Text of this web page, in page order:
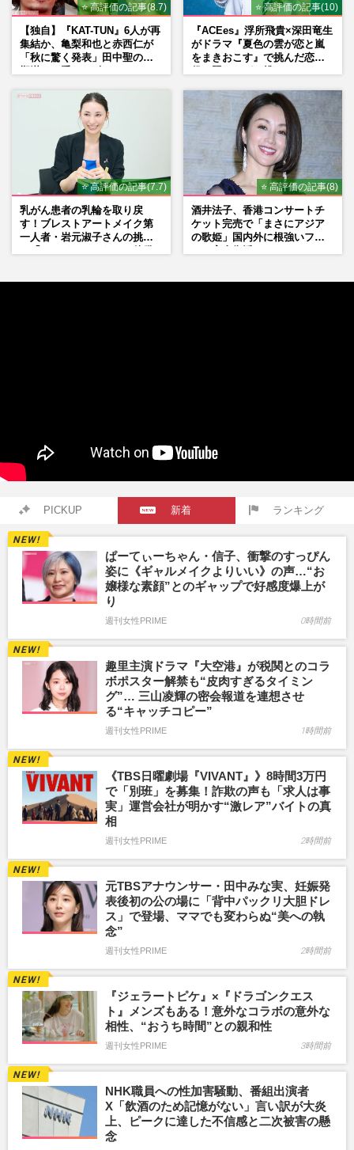
⭐ 高評価の記事(8.7)
【独自】『KAT-TUN』6人が再
集結か、亀梨和也と赤西仁が
「秋に驚く発表」田中聖の刑
⭐ 高評価の記事(10)
『ACEes』浮所飛貴×深田竜生
がドラマ『夏色の雲が恋と嵐
をまきおこす』で挑んだ恋人
⭐ 高評価の記事(7.7)
乳がん患者の乳輪を取り戻
す！ブレストアートメイク第
一人者・岩元淑子さんの挑戦
⭐ 高評価の記事(8)
酒井法子、香港コンサートチ
ケット完売で「まさにアジア
の歌姫」国内外に根強いファ
PICKUP 新着 ランキング
ぱーてぃーちゃん・信子、衝撃のすっぴん
姿に《ギャルメイクよりいい》の声…“お
嬢様な素顔”とのギャップで好感度爆上が
り
週刊女性PRIME 0時間前
趣里主演ドラマ『大空港』が税関とのコラ
ボポスター解禁も“皮肉すぎるタイミン
グ”… 三山凌輝の密会報道を連想させ
る“キャッチコピー”
週刊女性PRIME 1時間前
《TBS日曜劇場『VIVANT』》8時間3万円
で「別班」を募集！詐欺の声も「求人は事
実」運営会社が明かす“激レア”バイトの真
相
週刊女性PRIME 2時間前
元TBSアナウンサー・田中みな実、妊娠発
表後初の公の場に「背中パックリ大胆ドレ
ス」で登場、ママでも変わらぬ“美への執
念”
週刊女性PRIME 2時間前
『ジェラートピケ』×『ドラゴンクエス
ト』メンズもある！意外なコラボの意外な
相性、“おうち時間”との親和性
週刊女性PRIME 3時間前
NHK職員への性加害騒動、番組出演者
X「飲酒のため記憶がない」言い訳が大炎
上、ピークに達した不信感と二次被害の懸
念